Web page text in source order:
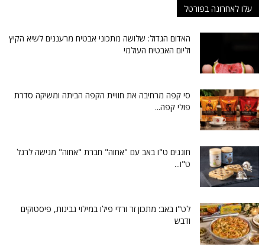
עלו לאחרונה בפורטל
האדום הגדול: שלושה מתכוני אבטיח מרעננים לשיא הקיץ
וליום האבטיח העולמי
סי קפה מרחיבה את חוויית הקפה הביתה ומשיקה סדרת
פולי קפה...
חוגגים ט"ו באב עם "אחוה" חברת "אחוה" מגישה לרגל
ט"ו...
לט"ו באב: מתכון זר ורדי פילו במילוי גבינות, פיסטוקים
ודבש